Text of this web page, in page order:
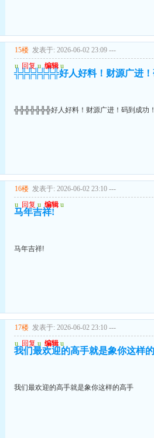
15楼 发表于: 2026-06-02 23:09 ---
u 回复 u 编辑 u
╬╬╬╬╬╬╬好人好料！财源广进！
╬╬╬╬╬╬╬好人好料！财源广进！码到成功
16楼 发表于: 2026-06-02 23:10 ---
u 回复 u 编辑 u
马年吉祥!
马年吉祥!
17楼 发表于: 2026-06-02 23:10 ---
u 回复 u 编辑 u
我们最欢迎的高手就是象你这样
我们最欢迎的高手就是象你这样的高手